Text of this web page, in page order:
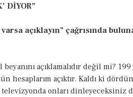
DİYOR”
açıklayın” çağrısında
açıklamalıdır değil mi? 199
hesaplarım açıktır. Kaldı ki
onları dinleyeceksiniz